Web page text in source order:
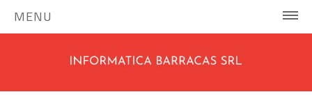
MENU